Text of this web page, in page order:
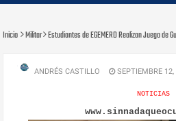
Inicio Militar Estudiantes de EGEMERD Realizan Juego de
ANDRÉS CASTILLO SEPTIEMBRE 12,
NOTICIAS